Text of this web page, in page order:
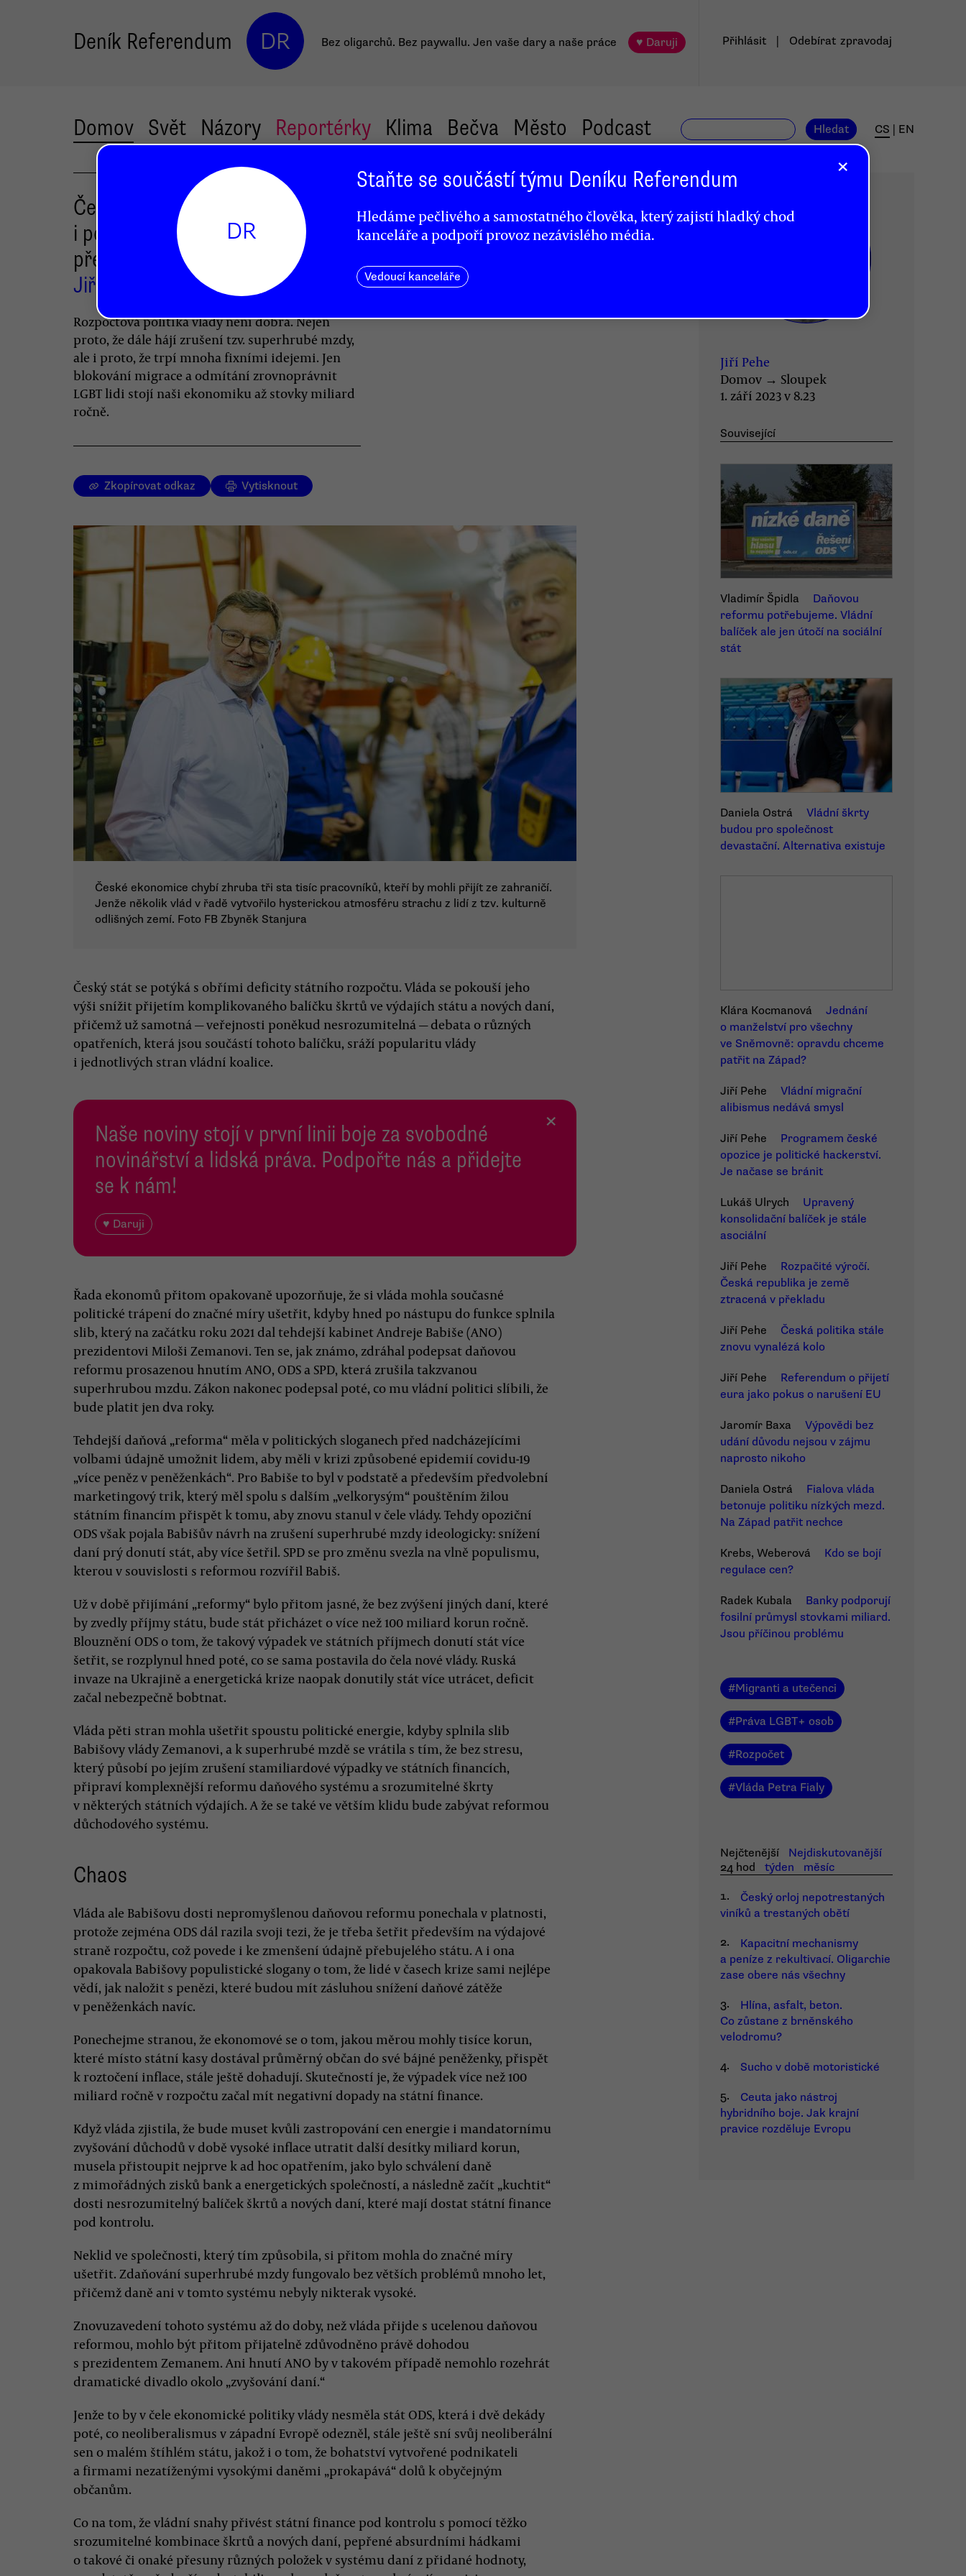
Deník Referendum DR Bez oligarchů. Bez paywallu. Jen vaše dary a naše práce ♥ Daruji Přihlásit Odebírat zpravodaj
Domov Svět Názory Reportérky Klima Bečva Město Podcast Hledat CS EN
Českou ekonomiku ochuzují
i politické a ideologické
předsudky
Jiří Pehe
Rozpočtová politika vlády není dobrá. Nejen
proto, že dále hájí zrušení tzv. superhrubé mzdy,
ale i proto, že trpí mnoha fixními idejemi. Jen
blokování migrace a odmítání zrovnoprávnit
LGBT lidi stojí naši ekonomiku až stovky miliard
ročně.
Zkopírovat odkaz Vytisknout
České ekonomice chybí zhruba tři sta tisíc pracovníků, kteří by mohli přijít ze zahraničí.
Jenže několik vlád v řadě vytvořilo hysterickou atmosféru strachu z lidí z tzv. kulturně
odlišných zemí. Foto FB Zbyněk Stanjura
Český stát se potýká s obřími deficity státního rozpočtu. Vláda se pokouší jeho
výši snížit přijetím komplikovaného balíčku škrtů ve výdajích státu a nových daní,
přičemž už samotná — veřejnosti poněkud nesrozumitelná — debata o různých
opatřeních, která jsou součástí tohoto balíčku, sráží popularitu vlády
i jednotlivých stran vládní koalice.
Naše noviny stojí v první linii boje za svobodné
novinářství a lidská práva. Podpořte nás a přidejte
se k nám!
♥ Daruji
×
Řada ekonomů přitom opakovaně upozorňuje, že si vláda mohla současné
politické trápení do značné míry ušetřit, kdyby hned po nástupu do funkce splnila
slib, který na začátku roku 2021 dal tehdejší kabinet Andreje Babiše (ANO)
prezidentovi Miloši Zemanovi. Ten se, jak známo, zdráhal podepsat daňovou
reformu prosazenou hnutím ANO, ODS a SPD, která zrušila takzvanou
superhrubou mzdu. Zákon nakonec podepsal poté, co mu vládní politici slíbili, že
bude platit jen dva roky.
Tehdejší daňová „reforma“ měla v politických sloganech před nadcházejícími
volbami údajně umožnit lidem, aby měli v krizi způsobené epidemií covidu-19
„více peněz v peněženkách“. Pro Babiše to byl v podstatě a především předvolební
marketingový trik, který měl spolu s dalším „velkorysým“ pouštěním žilou
státním financím přispět k tomu, aby znovu stanul v čele vlády. Tehdy opoziční
ODS však pojala Babišův návrh na zrušení superhrubé mzdy ideologicky: snížení
daní prý donutí stát, aby více šetřil. SPD se pro změnu svezla na vlně populismu,
kterou v souvislosti s reformou rozvířil Babiš.
Už v době přijímání „reformy“ bylo přitom jasné, že bez zvýšení jiných daní, které
by zvedly příjmy státu, bude stát přicházet o více než 100 miliard korun ročně.
Blouznění ODS o tom, že takový výpadek ve státních příjmech donutí stát více
šetřit, se rozplynul hned poté, co se sama postavila do čela nové vlády. Ruská
invaze na Ukrajině a energetická krize naopak donutily stát více utrácet, deficit
začal nebezpečně bobtnat.
Vláda pěti stran mohla ušetřit spoustu politické energie, kdyby splnila slib
Babišovy vlády Zemanovi, a k superhrubé mzdě se vrátila s tím, že bez stresu,
který působí po jejím zrušení stamiliardové výpadky ve státních financích,
připraví komplexnější reformu daňového systému a srozumitelné škrty
v některých státních výdajích. A že se také ve větším klidu bude zabývat reformou
důchodového systému.
Chaos
Vláda ale Babišovu dosti nepromyšlenou daňovou reformu ponechala v platnosti,
protože zejména ODS dál razila svoji tezi, že je třeba šetřit především na výdajové
straně rozpočtu, což povede i ke zmenšení údajně přebujelého státu. A i ona
opakovala Babišovy populistické slogany o tom, že lidé v časech krize sami nejlépe
vědí, jak naložit s penězi, které budou mít zásluhou snížení daňové zátěže
v peněženkách navíc.
Ponechejme stranou, že ekonomové se o tom, jakou měrou mohly tisíce korun,
které místo státní kasy dostával průměrný občan do své bájné peněženky, přispět
k roztočení inflace, stále ještě dohadují. Skutečností je, že výpadek více než 100
miliard ročně v rozpočtu začal mít negativní dopady na státní finance.
Když vláda zjistila, že bude muset kvůli zastropování cen energie i mandatornímu
zvyšování důchodů v době vysoké inflace utratit další desítky miliard korun,
musela přistoupit nejprve k ad hoc opatřením, jako bylo schválení daně
z mimořádných zisků bank a energetických společností, a následně začít „kuchtit“
dosti nesrozumitelný balíček škrtů a nových daní, které mají dostat státní finance
pod kontrolu.
Neklid ve společnosti, který tím způsobila, si přitom mohla do značné míry
ušetřit. Zdaňování superhrubé mzdy fungovalo bez větších problémů mnoho let,
přičemž daně ani v tomto systému nebyly nikterak vysoké.
Znovuzavedení tohoto systému až do doby, než vláda přijde s ucelenou daňovou
reformou, mohlo být přitom přijatelně zdůvodněno právě dohodou
s prezidentem Zemanem. Ani hnutí ANO by v takovém případě nemohlo rozehrát
dramatické divadlo okolo „zvyšování daní.“
Jenže to by v čele ekonomické politiky vlády nesměla stát ODS, která i dvě dekády
poté, co neoliberalismus v západní Evropě odezněl, stále ještě sní svůj neoliberální
sen o malém štíhlém státu, jakož i o tom, že bohatství vytvořené podnikateli
a firmami nezatíženými vysokými daněmi „prokapává“ dolů k obyčejným
občanům.
Co na tom, že vládní snahy přivést státní finance pod kontrolu s pomocí těžko
srozumitelné kombinace škrtů a nových daní, pepřené absurdními hádkami
o takové či onaké přesuny různých položek v systému daní z přidané hodnoty,
Jiří Pehe
Domov → Sloupek
1. září 2023 v 8.23
Související
Vladimír Špidla
Daňovou
reformu potřebujeme. Vládní
balíček ale jen útočí na sociální
stát
Daniela Ostrá
Vládní škrty
budou pro společnost
devastační. Alternativa existuje
Klára Kocmanová
Jednání
o manželství pro všechny
ve Sněmovně: opravdu chceme
patřit na Západ?
Jiří Pehe
Vládní migrační
alibismus nedává smysl
Jiří Pehe
Programem české
opozice je politické hackerství.
Je načase se bránit
Lukáš Ulrych
Upravený
konsolidační balíček je stále
asociální
Jiří Pehe
Rozpačité výročí.
Česká republika je země
ztracená v překladu
Jiří Pehe
Česká politika stále
znovu vynalézá kolo
Jiří Pehe
Referendum o přijetí
eura jako pokus o narušení EU
Jaromír Baxa
Výpovědi bez
udání důvodu nejsou v zájmu
naprosto nikoho
Daniela Ostrá
Fialova vláda
betonuje politiku nízkých mezd.
Na Západ patřit nechce
Krebs, Weberová
Kdo se bojí
regulace cen?
Radek Kubala
Banky podporují
fosilní průmysl stovkami miliard.
Jsou příčinou problému
#Migranti a utečenci
#Práva LGBT+ osob
#Rozpočet
#Vláda Petra Fialy
Nejčtenější
Nejdiskutovanější
24 hod
týden
měsíc
1.
Český orloj nepotrestaných
viníků a trestaných obětí
2.
Kapacitní mechanismy
a peníze z rekultivací. Oligarchie
zase obere nás všechny
3.
Hlína, asfalt, beton.
Co zůstane z brněnského
velodromu?
4.
Sucho v době motoristické
5.
Ceuta jako nástroj
hybridního boje. Jak krajní
pravice rozděluje Evropu
×
DR
Staňte se součástí týmu Deníku Referendum
Hledáme pečlivého a samostatného člověka, který zajistí hladký chod
kanceláře a podpoří provoz nezávislého média.
Vedoucí kanceláře